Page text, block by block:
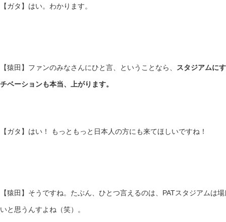
【ガタ】はい。わかります。
【猿田】ファンのみなさんにひと言、ということなら、 スタジアムに
チベーションも本当、上がります。
【ガタ】はい！ もっともっと日本人の方にも来てほしいですね！
【猿田】そうですね。たぶん、ひとつ言えるのは、PATスタジアムは
いと思うんすよね（笑）。